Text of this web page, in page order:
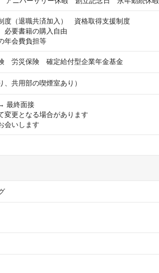
度（退職共済加入）　資格取得支援制度
必要書籍の購入自由
年会費負担等
　労災保険　確定給付型企業年金基金
共用部の喫煙室あり）
最終面接
変更となる場合があります
会いします